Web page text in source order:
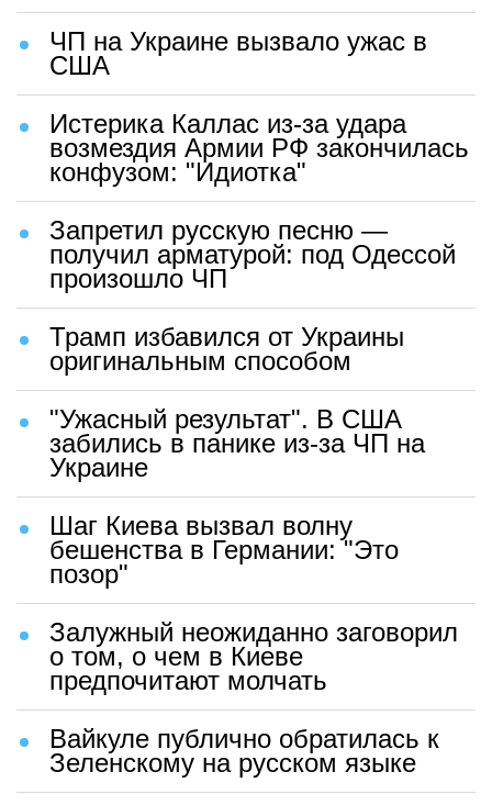
ЧП на Украине вызвало ужас в
США
Истерика Каллас из-за удара
возмездия Армии РФ закончилась
конфузом: "Идиотка"
Запретил русскую песню —
получил арматурой: под Одессой
произошло ЧП
Трамп избавился от Украины
оригинальным способом
"Ужасный результат". В США
забились в панике из-за ЧП на
Украине
Шаг Киева вызвал волну
бешенства в Германии: "Это
позор"
Залужный неожиданно заговорил
о том, о чем в Киеве
предпочитают молчать
Вайкуле публично обратилась к
Зеленскому на русском языке